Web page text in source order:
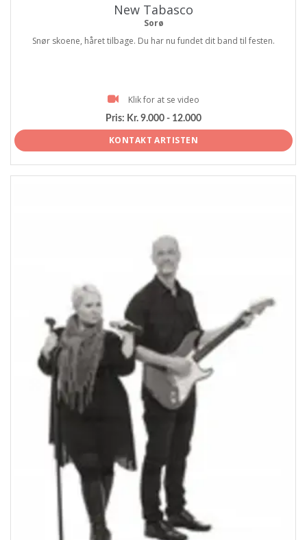
New Tabasco
Sorø
Snør skoene, håret tilbage. Du har nu fundet dit band til festen.
Klik for at se video
Pris: Kr. 9.000 - 12.000
KONTAKT ARTISTEN